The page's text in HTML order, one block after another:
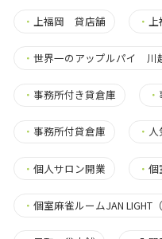
・ 上福岡 貸店舗 ・上
・ 世界一のアップルパイ 川
・ 事務所付き貸倉庫 ・
・ 事務所付貸倉庫 ・ 人
・ 個人サロン開業 ・個
・ 個室麻雀ルームJAN LIGHT